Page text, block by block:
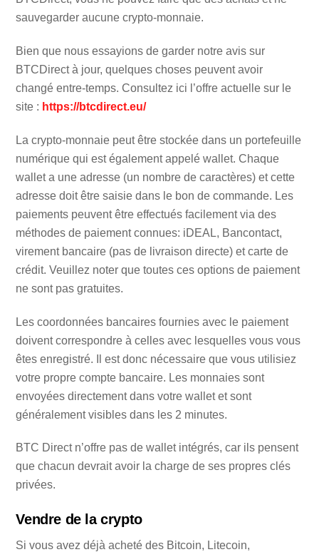
sauvegarder aucune crypto-monnaie.
Bien que nous essayions de garder notre avis sur
BTCDirect à jour, quelques choses peuvent avoir
changé entre-temps. Consultez ici l’offre actuelle sur le
site : https://btcdirect.eu/
La crypto-monnaie peut être stockée dans un portefeuille
numérique qui est également appelé wallet. Chaque
wallet a une adresse (un nombre de caractères) et cette
adresse doit être saisie dans le bon de commande. Les
paiements peuvent être effectués facilement via des
méthodes de paiement connues: iDEAL, Bancontact,
virement bancaire (pas de livraison directe) et carte de
crédit. Veuillez noter que toutes ces options de paiement
ne sont pas gratuites.
Les coordonnées bancaires fournies avec le paiement
doivent correspondre à celles avec lesquelles vous vous
êtes enregistré. Il est donc nécessaire que vous utilisiez
votre propre compte bancaire. Les monnaies sont
envoyées directement dans votre wallet et sont
généralement visibles dans les 2 minutes.
BTC Direct n’offre pas de wallet intégrés, car ils pensent
que chacun devrait avoir la charge de ses propres clés
privées.
Vendre de la crypto
Si vous avez déjà acheté des Bitcoin, Litecoin,